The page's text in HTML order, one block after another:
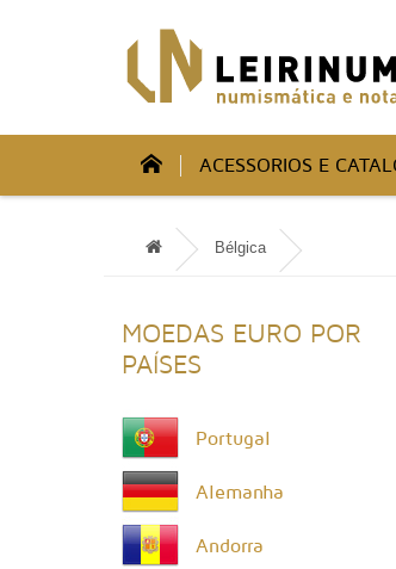
ACESSORIOS E
Bélgica
MOEDAS EURO POR
PAÍSES
Portugal
Alemanha
Andorra